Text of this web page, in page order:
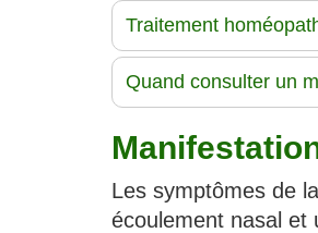
Traitement
Quand consulter un
Les symptômes de
écoulement nasal et